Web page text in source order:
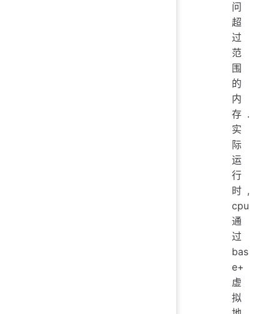
问
超
过
范
围
的
内
存.
实
际
运
行
时,
cpu
通
过
bas
e+
虚
拟